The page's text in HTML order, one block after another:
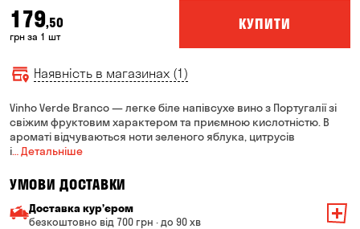
179,50
грн за 1 шт
КУПИТИ
Наявність в магазинах (1)
Vinho Verde Branco — легке біле напівсухе вино з Португалії зі
свіжим фруктовим характером та приємною кислотністю. В
ароматі відчуваються ноти зеленого яблука, цитрусів
і… Детальніше
УМОВИ ДОСТАВКИ
Доставка курʼєром
безкоштовно від 700 грн · до 90 хв